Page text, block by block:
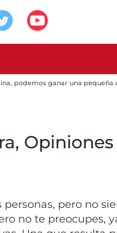
podemos ganar una pequeña
pero no
no te preocupes,